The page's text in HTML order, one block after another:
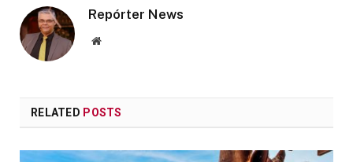
Repórter News
Website
RELATED POSTS